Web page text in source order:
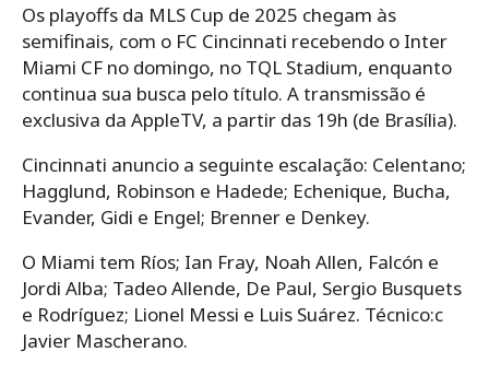
Os playoffs da MLS Cup de 2025 chegam às
semifinais, com o FC Cincinnati recebendo o Inter
Miami CF no domingo, no TQL Stadium, enquanto
continua sua busca pelo título. A transmissão é
exclusiva da AppleTV, a partir das 19h (de Brasília).
Cincinnati anuncio a seguinte escalação: Celentano;
Hagglund, Robinson e Hadede; Echenique, Bucha,
Evander, Gidi e Engel; Brenner e Denkey.
O Miami tem Ríos; Ian Fray, Noah Allen, Falcón e
Jordi Alba; Tadeo Allende, De Paul, Sergio Busquets
e Rodríguez; Lionel Messi e Luis Suárez. Técnico:c
Javier Mascherano.